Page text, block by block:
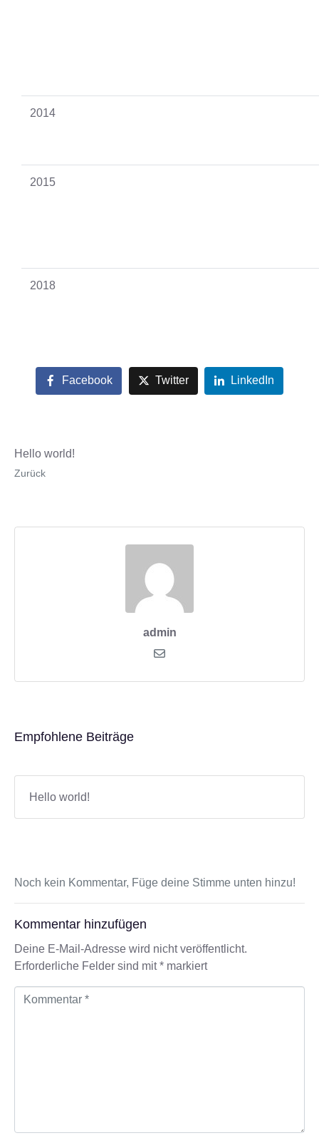
2014
2015
2018
Facebook Twitter LinkedIn
Hello world!
Zurück
admin
Empfohlene Beiträge
Hello world!
Noch kein Kommentar, Füge deine Stimme unten hinzu!
Kommentar hinzufügen
Deine E-Mail-Adresse wird nicht veröffentlicht.
Erforderliche Felder sind mit* markiert
r